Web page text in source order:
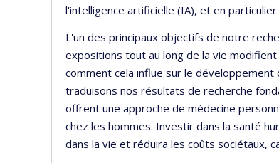
l'intelligence artificielle (IA), et en
L'un des principaux objectifs de notre
expositions tout au long de la vie
comment cela influe sur le
traduisons nos résultats de recherche
offrent une approche de médecine
chez les hommes. Investir dans la santé
dans la vie et réduira les coûts sociétaux,